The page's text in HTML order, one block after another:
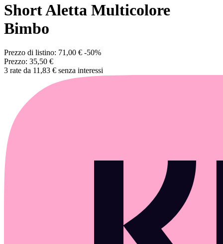
Short Aletta Multicolore
Bimbo
Prezzo di listino: 71,00 € -50%
Prezzo: 35,50 €
3 rate da 11,83 € senza interessi